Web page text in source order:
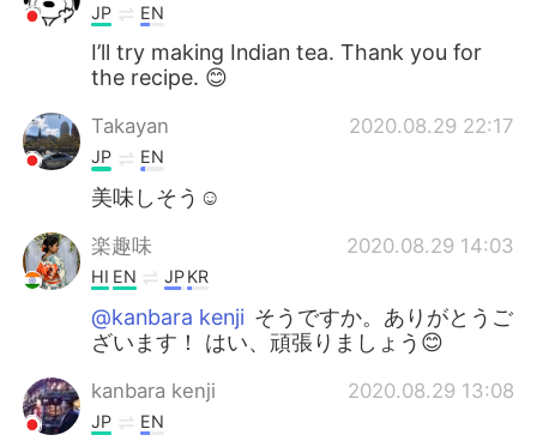
JP EN
I’ll try making Indian tea. Thank you for
the recipe. 😊
Takayan 2020.08.29 22:17
JP EN
美味しそう☺️
楽趣味 2020.08.29 14:03
HI EN JPKR
@kanbara kenji そうですか。ありがとうご
ざいます！ はい、頑張りましょう😊
kanbara kenji 2020.08.29 13:08
JP EN